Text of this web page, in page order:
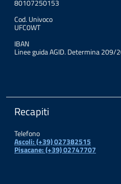
80107250153
Cod. Univoco
UFC0WT
IBAN
Linee guida AGID. Determina 209/
Recapiti
Telefono
Ascoli: (+39) 027382515
Pisacane: (+39) 02747707